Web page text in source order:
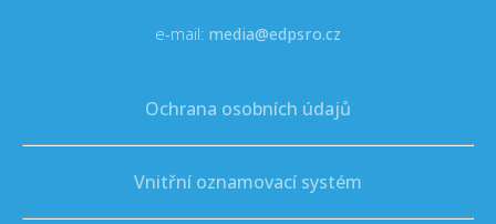
e-mail: media@edpsro.cz
Ochrana osobních údajů
Vnitřní oznamovací systém